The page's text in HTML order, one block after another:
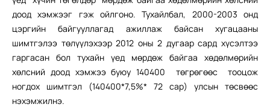
доод хэмжээг гэж ойлгоно. Тухайлбал, 2000-2003 онд
цэргийн байгууллагад ажиллаж байсан хугацааны
шимтгэлээ төлүүлэхээр 2012 оны 2 дугаар сард хүсэлтээ
гаргасан бол тухайн үед мөрдөж байгаа хөдөлмөрийн
хөлсний доод хэмжээ буюу 140400 төгрөгөөс тооцож
ногдох шимтгэл (140400*7,5%* 72 сар) улсын төсвөөс
нэхэмжилнэ.